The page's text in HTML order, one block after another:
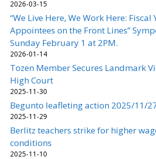
2026-03-15
“We Live Here, We Work Here: Fiscal
Appointees on the Front Lines”
Sunday February 1 at 2PM.
2026-01-14
Tozen Member Secures Landmark
High Court
2025-11-30
Begunto leafleting action 2025/11/
2025-11-29
Berlitz teachers strike for higher
conditions
2025-11-10